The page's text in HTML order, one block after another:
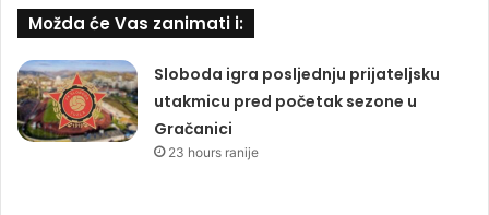
Možda će Vas zanimati i:
Sloboda igra posljednju prijateljsku
utakmicu pred početak sezone u
Gračanici
23 hours ranije